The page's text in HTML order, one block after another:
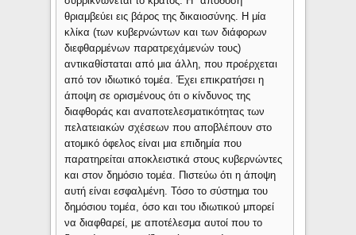
θριαμβεύει εις βάρος της δικαιοσύνης. Η μία
κλίκα (των κυβερνώντων και των διάφορων
διεφθαρμένων παρατρεχάμενών τους)
αντικαθίσταται από μια άλλη, που προέρχεται
από τον ιδιωτικό τομέα. Έχει επικρατήσει η
άποψη σε ορισμένους ότι ο κίνδυνος της
διαφθοράς και αναποτελεσματικότητας των
πελατειακών σχέσεων που αποβλέπουν στο
ατομικό όφελος είναι μια επιδημία που
παρατηρείται αποκλειστικά στους κυβερνώντες
και στον δημόσιο τομέα. Πιστεύω ότι η άποψη
αυτή είναι εσφαλμένη. Τόσο το σύστημα του
δημόσιου τομέα, όσο και του ιδιωτικού μπορεί
να διαφθαρεί, με αποτέλεσμα αυτοί που το